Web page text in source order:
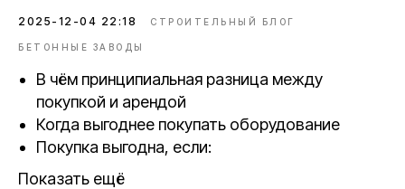
2025-12-04 22:18 СТРОИТЕЛЬНЫЙ БЛОГ
БЕТОННЫЕ ЗАВОДЫ
В чём принципиальная разница между
покупкой и арендой
Когда выгоднее покупать оборудование
Покупка выгодна, если:
Показать ещё